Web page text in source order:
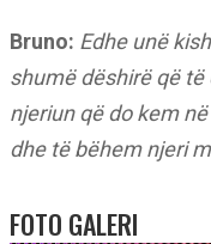
Bruno: Edhe unë
shumë dëshirë që
njeriun që do kem
dhe të bëhem njeri
FOTO GALERI